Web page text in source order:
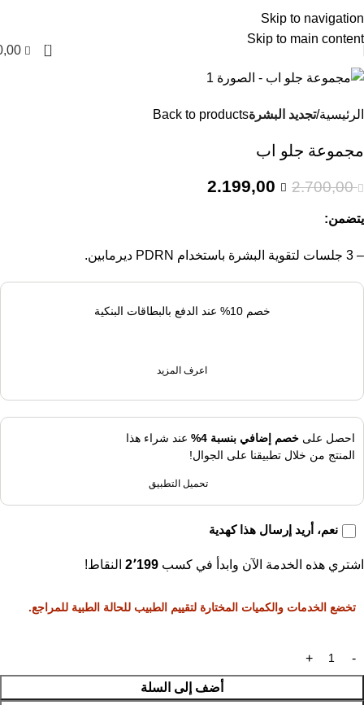
Skip to navigation
Skip to main content
العربية
0
-19%
الرئيسية تجديد البشرةBack to products
مجموعة جلو اب
2.700,00
2.199,00
يتضمن:
– 3 جلسات لتقوية البشرة باستخدام PDRN ديرمابين.
خصم 10% عند الدفع بالبطاقات البنكية
اعرف المزيد
احصل على خصم إضافي بنسبة 4%
عند شراء هذا
المنتج من خلال تطبيقنا على الجوال!
تحميل التطبيق
نعم، أريد إرسال هذا كهدية
اشتري هذه الخدمة الآن وابدأ في كسب 2٬199 النقاط!
أضف إلى السلة
تخضع الخدمات والكميات المختارة لتقييم الطبيب للحالة الطبية للمراجع.